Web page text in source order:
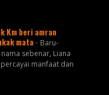
Km beri amran
mata - Baru-
sebenar, Liana
manfaat dan